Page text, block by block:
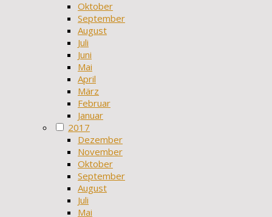
Oktober
September
August
Juli
Juni
Mai
April
März
Februar
Januar
2017
Dezember
November
Oktober
September
August
Juli
Mai